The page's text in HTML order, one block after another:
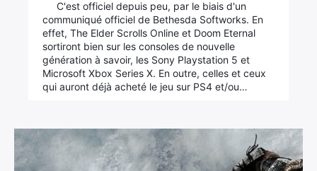
C'est officiel depuis peu, par le biais d'un
communiqué officiel de Bethesda Softworks. En
effet, The Elder Scrolls Online et Doom Eternal
sortiront bien sur les consoles de nouvelle
génération à savoir, les Sony Playstation 5 et
Microsoft Xbox Series X. En outre, celles et ceux
qui auront déjà acheté le jeu sur PS4 et/ou…
×